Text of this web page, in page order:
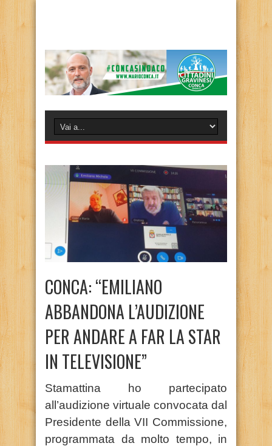
CONCA: “EMILIANO
ABBANDONA L’AUDIZIONE
PER ANDARE A FAR LA STAR
IN TELEVISIONE”
Stamattina ho partecipato
all’audizione virtuale convocata dal
Presidente della VII Commissione,
programmata da molto tempo, in